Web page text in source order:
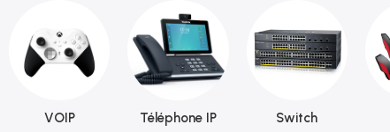
VOIP Téléphone IP Switch